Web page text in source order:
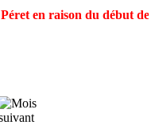
en raison du début